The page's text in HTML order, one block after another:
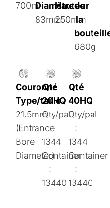
700mlDiamètre
83mm
Hauteur
250mm
de
la
680g
Couronne
Type/taille
21.5mm
(Entrance
Bore
Diameter)
Qté
20HQ
Qty/pal
:
1344
Container
:
13440
Qté
40HQ
Qty/pal
:
1344
Container
:
13440